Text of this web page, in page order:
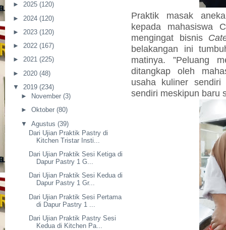
► 2025 (120)
► 2024 (120)
► 2023 (120)
► 2022 (167)
► 2021 (225)
► 2020 (48)
▼ 2019 (234)
►
November (3)
► Oktober (80)
▼ Agustus (39)
Dari Ujian Praktik Pastry di
Kitchen Tristar Insti...
Dari Ujian Praktik Sesi Ketiga di
Dapur Pastry 1 G...
Dari Ujian Praktik Sesi Kedua di
Dapur Pastry 1 Gr...
Dari Ujian Praktik Sesi Pertama
di Dapur Pastry 1 ...
Dari Ujian Praktik Pastry Sesi
Kedua di Kitchen Pa...
Praktik masak
kepada mahasiswa
mengingat bisnis
belakangan ini
matinya. ”Peluang
ditangkap oleh
usaha kuliner
sendiri meskipun baru